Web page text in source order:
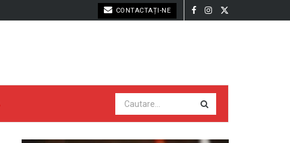
CONTACTAȚI-NE